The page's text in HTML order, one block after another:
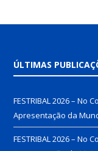
ÚLTIMAS
FESTRIBAL 2026 – No
Apresentação da
FESTRIBAL 2026 – No